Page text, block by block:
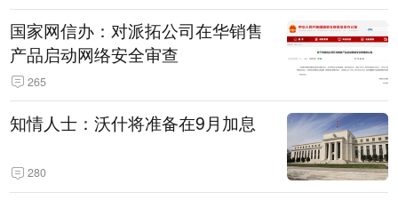
国家网信办：对派拓公司在华销售
产品启动网络安全审查
265
知情人士：沃什将准备在9月加息
280